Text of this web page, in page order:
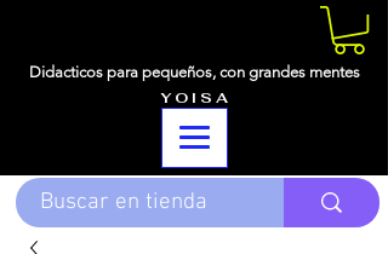
Didacticos para pequeños, con grandes mentes
Y O I S A